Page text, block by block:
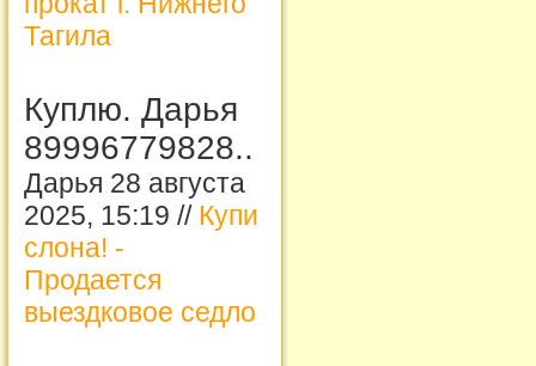
Тагила
Куплю. Дарья
89996779828..
Дарья 28 августа
2025, 15:19 // Купи
слона! -
Продается
выездковое седло